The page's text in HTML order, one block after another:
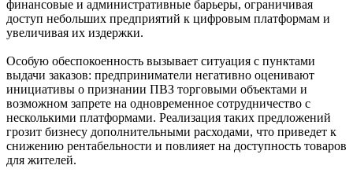
финансовые и административные барьеры, ограничивая
доступ небольших предприятий к цифровым платформам и
увеличивая их издержки.
Особую обеспокоенность вызывает ситуация с пунктами
выдачи заказов: предприниматели негативно оценивают
инициативы о признании ПВЗ торговыми объектами и
возможном запрете на одновременное сотрудничество с
несколькими платформами. Реализация таких предложений
грозит бизнесу дополнительными расходами, что приведет к
снижению рентабельности и повлияет на доступность товаров
для жителей.